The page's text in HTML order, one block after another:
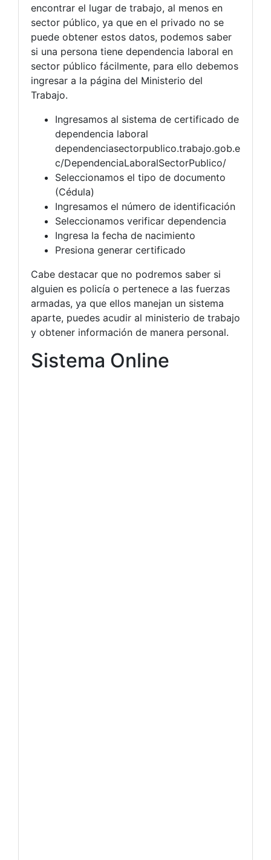
encontrar el lugar de trabajo, al menos en
sector público, ya que en el privado no se
puede obtener estos datos, podemos saber
si una persona tiene dependencia laboral en
sector público fácilmente, para ello debemos
ingresar a la página del Ministerio del
Trabajo.
Ingresamos al sistema de certificado de
dependencia laboral
dependenciasectorpublico.trabajo.gob.e
c/DependenciaLaboralSectorPublico/
Seleccionamos el tipo de documento
(Cédula)
Ingresamos el número de identificación
Seleccionamos verificar dependencia
Ingresa la fecha de nacimiento
Presiona generar certificado
Cabe destacar que no podremos saber si
alguien es policía o pertenece a las fuerzas
armadas, ya que ellos manejan un sistema
aparte, puedes acudir al ministerio de trabajo
y obtener información de manera personal.
Sistema Online